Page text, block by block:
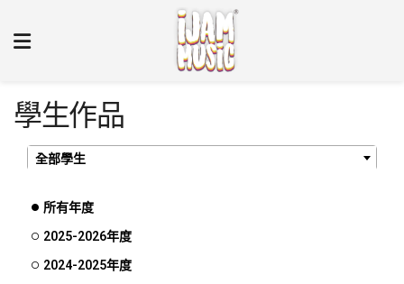
學生作品
全部學生
所有年度
2025-2026年度
2024-2025年度